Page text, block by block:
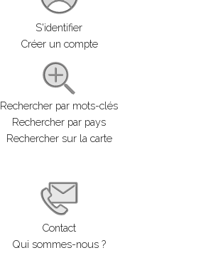
S'identifier
Créer un compte
Rechercher par mots-clés
Rechercher par pays
Rechercher sur la carte
Contact
Qui sommes-nous ?